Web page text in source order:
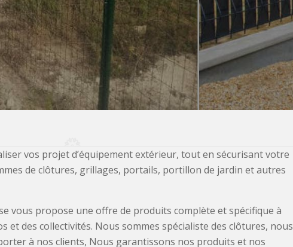
vos projet d’équipement extérieur, tout en sécurisant votre
de clôtures, grillages, portails, portillon de jardin et autres
vous propose une offre de produits complète et spécifique à
et des collectivités. Nous sommes spécialiste des clôtures, nous
à nos clients, Nous garantissons nos produits et nos